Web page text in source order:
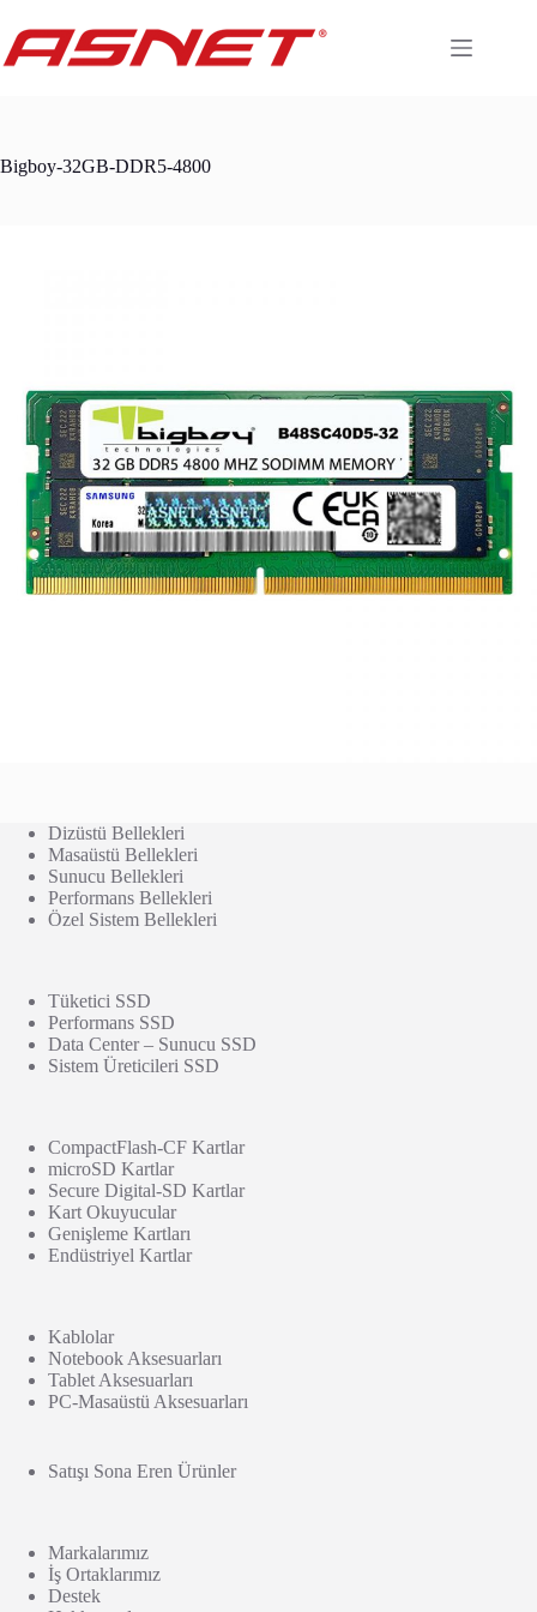
content
Bigboy-32GB-DDR5-4800
Dizüstü Bellekleri
Masaüstü Bellekleri
Sunucu Bellekleri
Performans Bellekleri
Özel Sistem Bellekleri
Tüketici SSD
Performans SSD
Data Center – Sunucu SSD
Sistem Üreticileri SSD
CompactFlash-CF Kartlar
microSD Kartlar
Secure Digital-SD Kartlar
Kart Okuyucular
Genişleme Kartları
Endüstriyel Kartlar
Kablolar
Notebook Aksesuarları
Tablet Aksesuarları
PC-Masaüstü Aksesuarları
Satışı Sona Eren Ürünler
Markalarımız
İş Ortaklarımız
Destek